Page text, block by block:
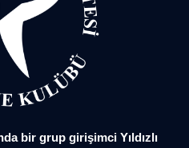
bir grup girişimci Yıldızlı